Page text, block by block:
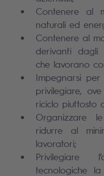
Contenere al
naturali ed
Contenere al
derivanti dagli
che lavorano
Impegnarsi
privilegiare,
riciclo piuttosto
Organizzare
ridurre al
lavoratori;
Privilegiare
tecnologiche